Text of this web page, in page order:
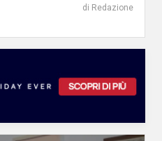
di Redazione